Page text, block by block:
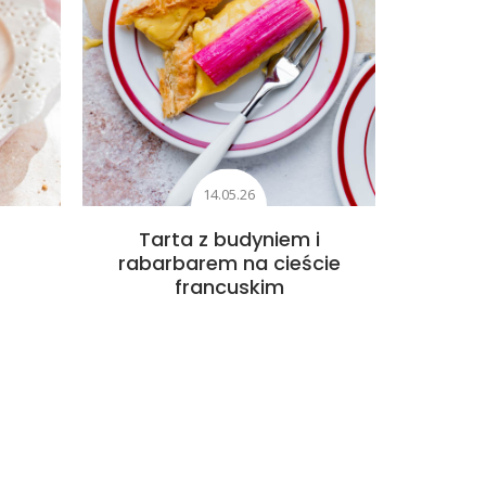
14.05.26
Tarta z budyniem i
rabarbarem na cieście
francuskim